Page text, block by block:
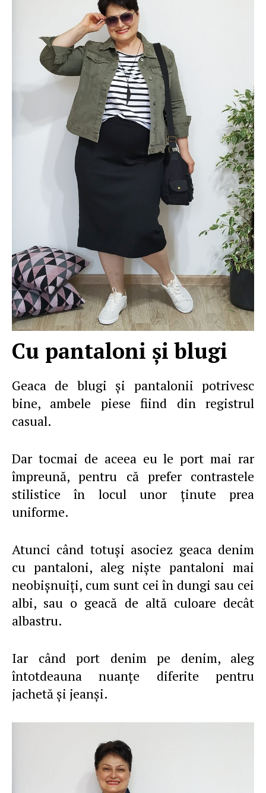
Cu pantaloni şi blugi
Geaca de blugi şi pantalonii potrivesc
bine, ambele piese fiind din registrul
casual.
Dar tocmai de aceea eu le port mai rar
împreună, pentru că prefer contrastele
stilistice în locul unor ţinute prea
uniforme.
Atunci când totuşi asociez geaca denim
cu pantaloni, aleg nişte pantaloni mai
neobişnuiţi, cum sunt cei în dungi sau cei
albi, sau o geacă de altă culoare decât
albastru.
Iar când port denim pe denim, aleg
întotdeauna nuanţe diferite pentru
jachetă şi jeanşi.